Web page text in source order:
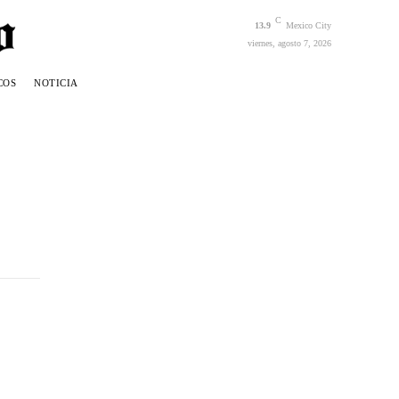
13.9
C
Mexico City
viernes, agosto 7, 2026
NOTICIA